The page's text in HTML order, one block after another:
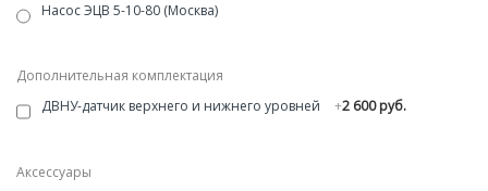
Насос ЭЦВ 5-10-80 (Москва)
Дополнительная комплектация
ДВНУ-датчик верхнего и нижнего уровней
+2 600 руб.
Аксессуары